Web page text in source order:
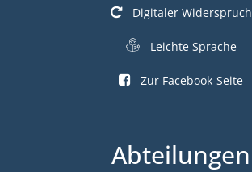
Digitaler Widerspruch
Leichte Sprache
Zur Facebook-Seite
Abteilungen